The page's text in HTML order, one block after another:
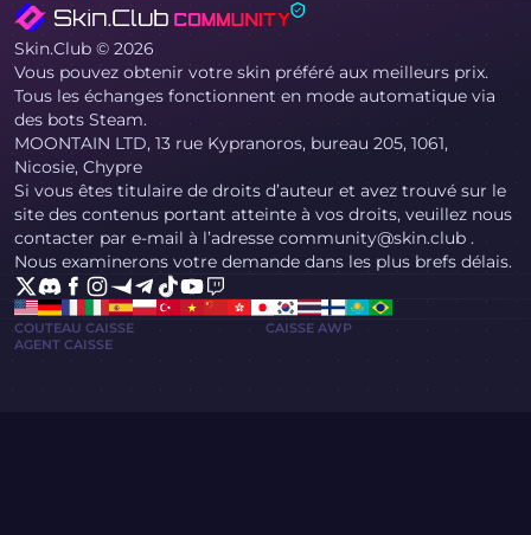
Skin.Club © 2026
Vous pouvez obtenir votre skin préféré aux meilleurs prix.
Tous les échanges fonctionnent en mode automatique via
des bots Steam.
MOONTAIN LTD, 13 rue Kypranoros, bureau 205, 1061,
Nicosie, Chypre
Si vous êtes titulaire de droits d’auteur et avez trouvé sur le
site des contenus portant atteinte à vos droits, veuillez nous
contacter par e-mail à l’adresse community@skin.club .
Nous examinerons votre demande dans les plus brefs délais.
COUTEAU CAISSE
CAISSE AWP
AGENT CAISSE